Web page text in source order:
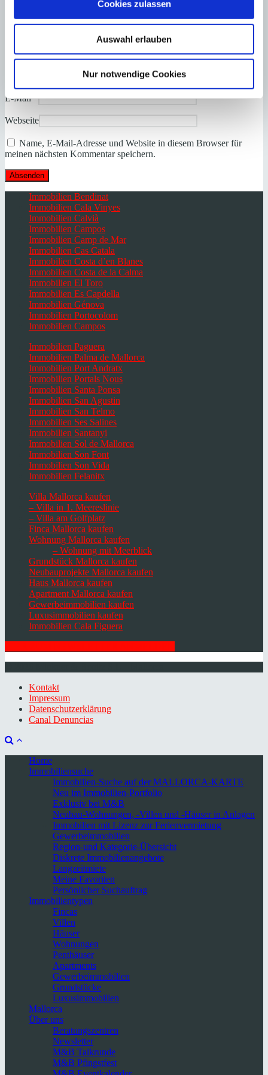
Cookies zulassen
Auswahl erlauben
Nur notwendige Cookies
E-Mail*
Webseite
Name, E-Mail-Adresse und Website in diesem Browser für
meinen nächsten Kommentar speichern.
Immobilien Bendinat
Immobilien Cala Vinyes
Immobilien Calvià
Immobilien Campos
Immobilien Camp de Mar
Immobilien Cas Catala
Immobilien Costa d’en Blanes
Immobilien Costa de la Calma
Immobilien El Toro
Immobilien Es Capdella
Immobilien Génova
Immobilien Portocolom
Immobilien Campos
Immobilien Paguera
Immobilien Palma de Mallorca
Immobilien Port Andratx
Immobilien Portals Nous
Immobilien Santa Ponsa
Immobilien San Agustin
Immobilien San Telmo
Immobilien Ses Salines
Immobilien Santanyi
Immobilien Sol de Mallorca
Immobilien Son Font
Immobilien Son Vida
Immobilien Felanitx
Villa Mallorca kaufen
– Villa in 1. Meereslinie
– Villa am Golfplatz
Finca Mallorca kaufen
Wohnung Mallorca kaufen
– Wohnung mit Meerblick
Grundstück Mallorca kaufen
Neubauprojekte Mallorca kaufen
Haus Mallorca kaufen
Apartment Mallorca kaufen
Gewerbeimmobilien kaufen
Luxusimmobilien kaufen
Immobilien Cala Figuera
Kontakt
Impressum
Datenschutzerklärung
Canal Denuncias
Home
Immobiliensuche
Immobilien-Suche auf der MALLORCA-KARTE
Neu im Immobilien-Portfolio
Exklusiv bei M&B
Neubau-Wohnungen, -Villen und -Häuser in Anlagen
Immobilien mit Lizenz zur Ferienvermietung
Gewerbeimmobilien
Region-und Kategorie-Übersicht
Diskrete Immobilienangebote
Langzeitmiete
Meine Favoriten
Persönlicher Suchauftrag
Immobilientypen
Fincas
Villen
Häuser
Wohnungen
Penthäuser
Apartments
Gewerbeimmobilien
Grundstücke
Luxusimmobilien
Mallorca
Über uns
Beratungszentren
Newsletter
M&B Talkrunde
M&B Pfingstfest